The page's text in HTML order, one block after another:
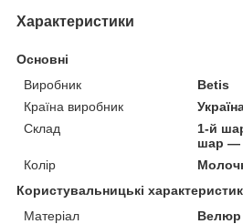
Характеристики
Основні
Виробник
Betis
Країна виробник
Склад
1-й
шар —
Колір
Користувальницькі
Матеріал
Велюр